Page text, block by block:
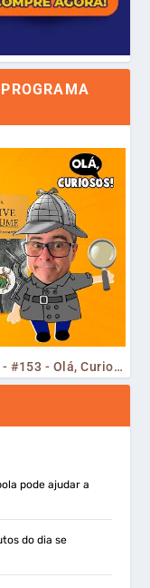
MEMÓRIAS DA COLEÇÃO VAGA-LUME - #153 - Olá, Curiosos! 2023
pode ajudar a
do dia se